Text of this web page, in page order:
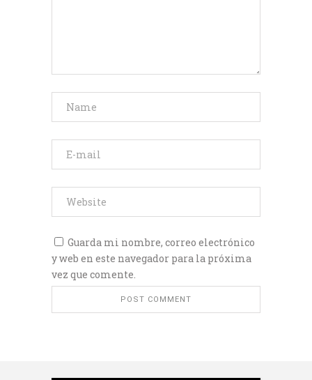
Guarda mi nombre, correo electrónico
y web en este navegador para la próxima
vez que comente.